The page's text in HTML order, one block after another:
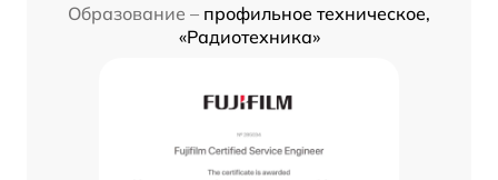
Образование – профильное техническое,
«Радиотехника»